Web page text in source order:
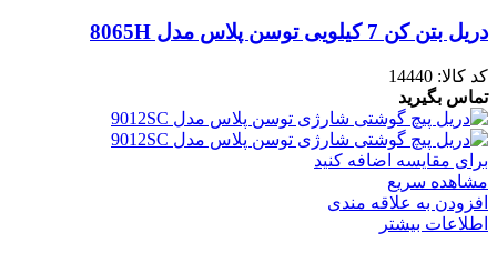
دریل بتن کن 7 کیلویی توسن پلاس مدل 8065H
کد کالا: 14440
تماس بگیرید
برای مقایسه اضافه کنید
مشاهده سریع
افزودن به علاقه مندی
اطلاعات بیشتر